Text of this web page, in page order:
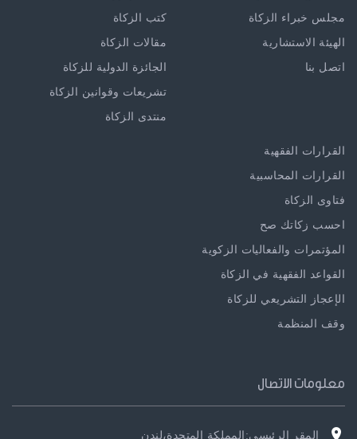
مجلس خبراء الزكاة
الهيئة الاستشارية
اتصل بنا
كتب الزكاة
مقالات الزكاة
الجائزة الدولية للزكاة
تشريعات وقوانين الزكاة
منتدى الزكاة
القرارات الفقهية
القرارات المحاسبية
فتاوى الزكاة
احسب زكاتك صح
المؤتمرات والفعاليات الزكوية
القواعد الفقهية في الزكاة
الإعجاز التشريعي للزكاة
وقف المنظمة
معلومات الاتصال
المقر الرئيسي:المملكة المتحدة،لندن